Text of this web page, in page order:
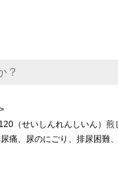
（せいしんれんしいん）
痛、尿のにごり、排尿困難